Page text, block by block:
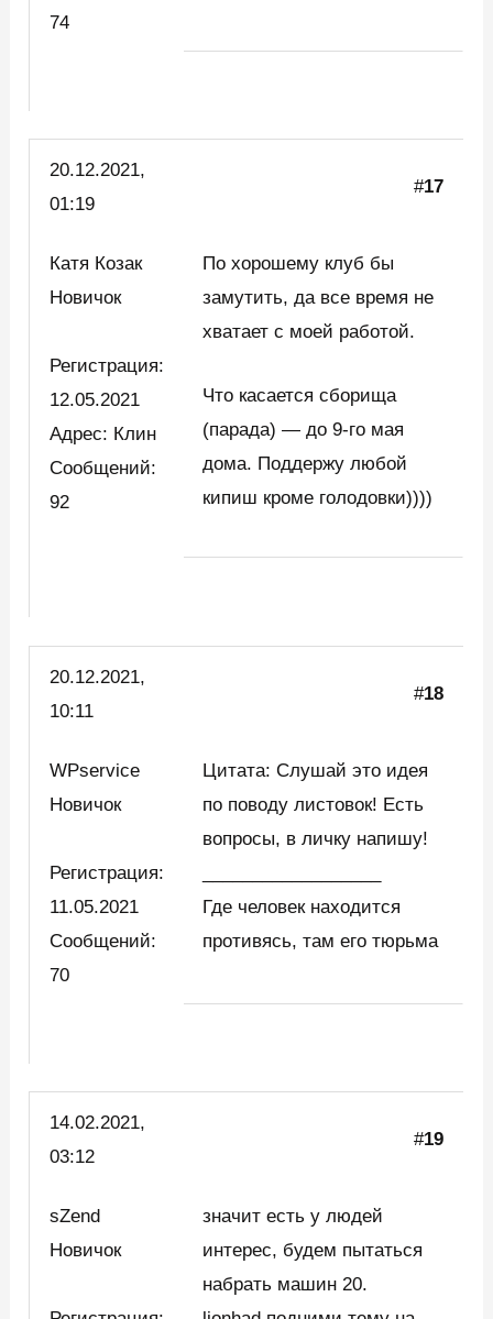
74
20.12.2021,
01:19
#17
Катя Козак
Новичок
Регистрация:
12.05.2021
Адрес: Клин
Сообщений:
92
По хорошему клуб бы
замутить, да все время не
хватает с моей работой.
Что касается сборища
(парада) — до 9-го мая
дома. Поддержу любой
кипиш кроме голодовки))))
20.12.2021,
10:11
#18
WPservice
Новичок
Регистрация:
11.05.2021
Сообщений:
70
Цитата: Слушай это идея
по поводу листовок! Есть
вопросы, в личку напишу!
Где человек находится
противясь, там его тюрьма
14.02.2021,
03:12
#19
sZend
Новичок
значит есть у людей
интерес, будем пытаться
набрать машин 20.